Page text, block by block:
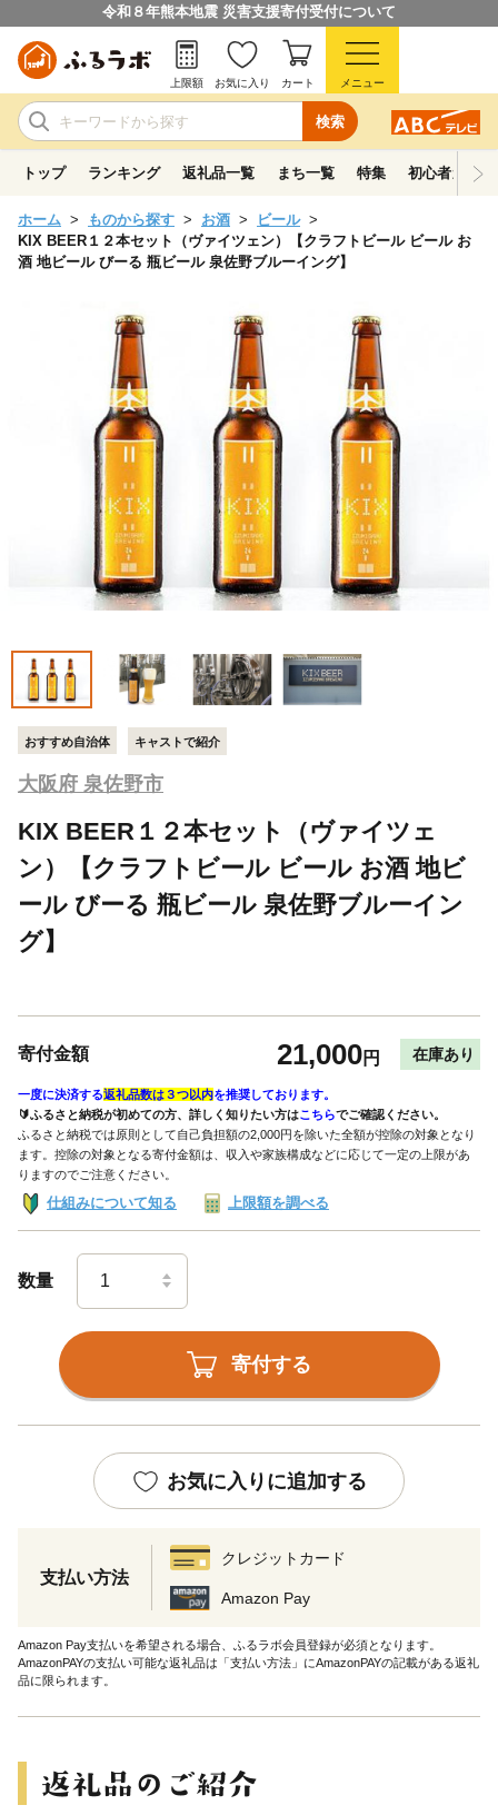
令和８年熊本地震 災害支援寄付受付について
検索
上限額 お気に入り カート メニュー
トップ ランキング 返礼品一覧 まち一覧 特集 初心者ガイド
ホーム ものから探す お酒
ビール
KIX BEER１２本セット（ヴァイツェン）【クラフトビール ビール お
酒 地ビール びーる 瓶ビール 泉佐野ブルーイング】
おすすめ自治体 キャストで紹介
大阪府 泉佐野市
KIX BEER１２本セット（ヴァイツェ
ン）【クラフトビール ビール お酒 地ビ
ール びーる 瓶ビール 泉佐野ブルーイン
グ】
寄付金額 21,000円 在庫あり
一度に決済する返礼品数は３つ以内を推奨しております。
🔰ふるさと納税が初めての方、詳しく知りたい方はこちらでご確認ください。
ふるさと納税では原則として自己負担額の2,000円を除いた全額が控除の対象となり
ます。控除の対象となる寄付金額は、収入や家族構成などに応じて一定の上限があ
りますのでご注意ください。
仕組みについて知る 上限額を調べる
数量
寄付する
お気に入りに追加する
支払い方法
クレジットカード
Amazon Pay
Amazon Pay支払いを希望される場合、ふるラボ会員登録が必須となります。
AmazonPAYの支払い可能な返礼品は「支払い方法」にAmazonPAYの記載がある返礼
品に限られます。